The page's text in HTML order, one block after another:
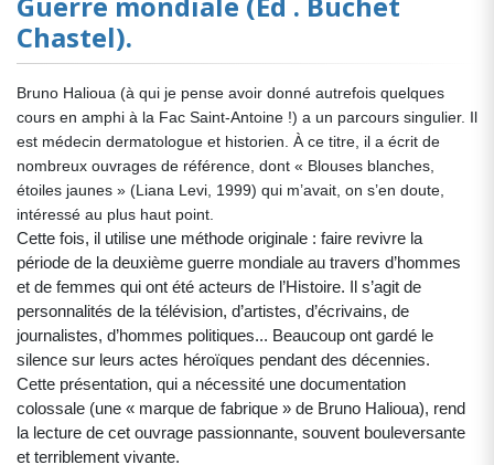
Chastel).
Bruno Halioua (à qui je pense avoir donné autrefois quelques
cours en amphi à la Fac Saint-Antoine !) a un parcours singulier. Il
est médecin dermatologue et historien. À ce titre, il a écrit de
nombreux ouvrages de référence, dont « Blouses blanches,
étoiles jaunes » (Liana Levi, 1999) qui m’avait, on s’en doute,
intéressé au plus haut point.
Cette fois, il utilise une méthode originale : faire revivre la
période de la deuxième guerre mondiale au travers d’hommes
et de femmes qui ont été acteurs de l’Histoire. Il s’agit de
personnalités de la télévision, d’artistes, d’écrivains, de
journalistes, d’hommes politiques... Beaucoup ont gardé le
silence sur leurs actes héroïques pendant des décennies.
Cette présentation, qui a nécessité une documentation
colossale (une « marque de fabrique » de Bruno Halioua), rend
la lecture de cet ouvrage passionnante, souvent bouleversante
et terriblement vivante.